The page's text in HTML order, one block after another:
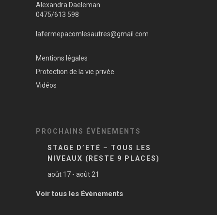
Alexandra Daeleman
0475/613 598
lafermepacomlesautres@gmail.com
Mentions légales
Protection de la vie privée
Vidéos
PROCHAINS ÉVÈNEMENTS
STAGE D’ETÉ – TOUS LES
NIVEAUX (RESTE 9 PLACES)
août 17 - août 21
Voir tous les Évènements